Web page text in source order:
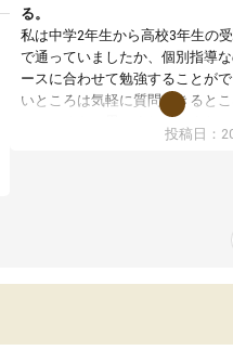
る。
私は中学2年生から高校3年生の
で通っていましたか、個別指導
ースに合わせて勉強することが
いところは気軽に質問できると
いところだと思いました。また、
専門の先生にも変えて貰えたの
近くに自分の担当の先生だった
いるので分からないところをす
投稿日：